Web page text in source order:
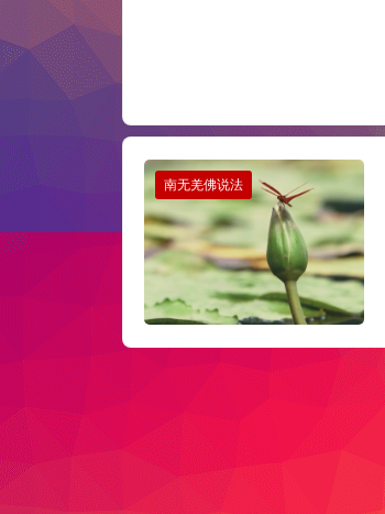
南无羌佛说法